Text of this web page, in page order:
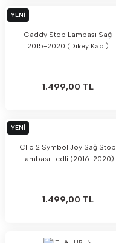
YENİ
Caddy Stop Lambası Sağ
2015-2020 (Dikey Kapı)
1.499,00 TL
YENİ
Clio 2 Symbol Joy Sağ Stop
Lambası Ledli (2016-2020)
1.499,00 TL